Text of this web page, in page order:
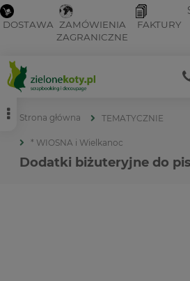
DOSTAWA ZAMÓWIENIA
ZAGRANICZNE
FAKTURY
Strona główna TEMATYCZNIE
* WIOSNA i Wielkanoc
Dodatki biżuteryjne do